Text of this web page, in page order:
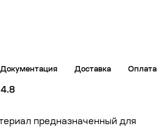
Документация Доставка Оплата
4.8
предназначенный для